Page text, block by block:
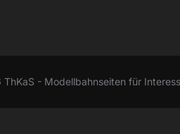
- Modellbahnseiten für